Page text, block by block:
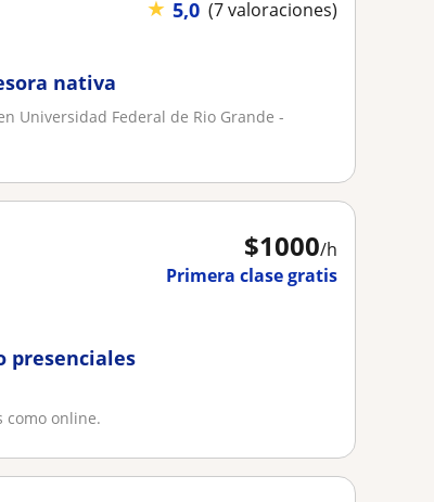
★ 5,0 (7 valoraciones)
nativa
Universidad Federal de Rio Grande -
$1000/h
Primera clase gratis
presenciales
como online.